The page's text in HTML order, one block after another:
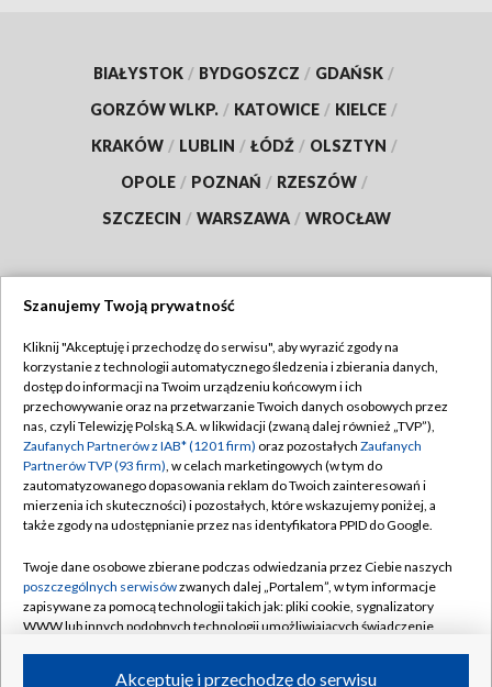
BIAŁYSTOK / BYDGOSZCZ / GDAŃSK /
GORZÓW WLKP. / KATOWICE / KIELCE /
KRAKÓW / LUBLIN / ŁÓDŹ / OLSZTYN /
OPOLE / POZNAŃ / RZESZÓW /
SZCZECIN / WARSZAWA / WROCŁAW
TVP
Abonament TVP
Emisja w TVP
Centrum informacji TVP
Naziemna Telewizja Cyfrowa
Rada Programowa
System NOS
Informacje o nadawcy
Regulamin TVP
Polityka prywatności
Moje zgody
Pomoc
Kontakt
Kanały
Szanujemy Twoją prywatność
Kliknij "Akceptuję i przechodzę do serwisu", aby wyrazić zgody na
korzystanie z technologii automatycznego śledzenia i zbierania danych,
dostęp do informacji na Twoim urządzeniu końcowym i ich
przechowywanie oraz na przetwarzanie Twoich danych osobowych przez
nas, czyli Telewizję Polską S.A. w likwidacji (zwaną dalej również „TVP”),
Zaufanych Partnerów z IAB* (1201 firm) oraz pozostałych Zaufanych
Partnerów TVP (93 firm), w celach marketingowych (w tym do
zautomatyzowanego dopasowania reklam do Twoich zainteresowań i
mierzenia ich skuteczności) i pozostałych, które wskazujemy poniżej, a
także zgody na udostępnianie przez nas identyfikatora PPID do Google.
Twoje dane osobowe zbierane podczas odwiedzania przez Ciebie naszych
poszczególnych serwisówzwanych dalej „Portalem”, w tym informacje
zapisywane za pomocą technologii takich jak: pliki cookie, sygnalizatory
WWW lub innych podobnych technologii umożliwiających świadczenie
Akceptuję i przechodzę do serwisu